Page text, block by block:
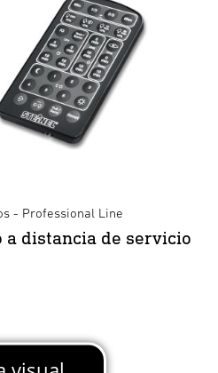
- Professional Line
a distancia de servicio